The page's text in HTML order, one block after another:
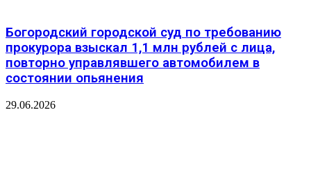
️Богородский городской суд по требованию
прокурора взыскал 1,1 млн рублей с лица,
повторно управлявшего автомобилем в
состоянии опьянения
29.06.2026